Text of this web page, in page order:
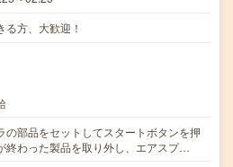
方、大歓迎！
の部品をセットしてスタートボタンを押
終わった製品を取り外し、エアスプ…